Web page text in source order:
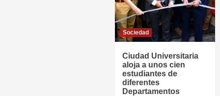
Sociedad
Ciudad Universitaria
aloja a unos cien
estudiantes de
diferentes
Departamentos